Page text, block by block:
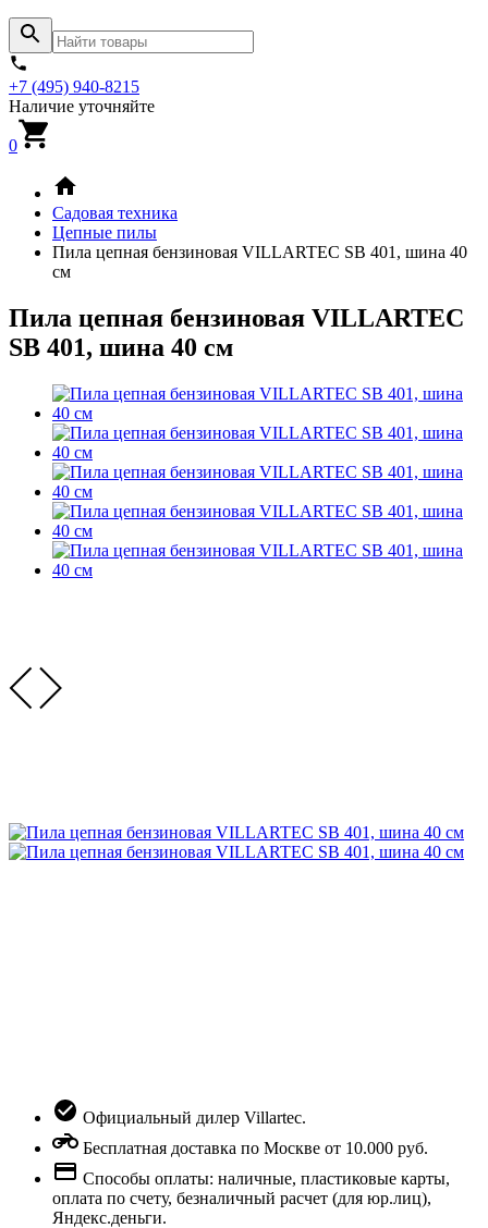
+7 (495) 940-8215
Наличие уточняйте
0
Садовая техника
Цепные пилы
Пила цепная бензиновая VILLARTEC SB 401, шина 40
см
Пила цепная бензиновая VILLARTEC
SB 401, шина 40 см
Официальный дилер Villartec.
Бесплатная доставка по Москве от 10.000 руб.
Способы оплаты: наличные, пластиковые карты,
оплата по счету, безналичный расчет (для юр.лиц),
Яндекс.деньги.